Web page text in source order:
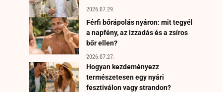
2026.07.29.
Férfi bőrápolás nyáron: mit tegyél
a napfény, az izzadás és a zsíros
bőr ellen?
2026.07.27.
Hogyan kezdeményezz
természetesen egy nyári
fesztiválon vagy strandon?